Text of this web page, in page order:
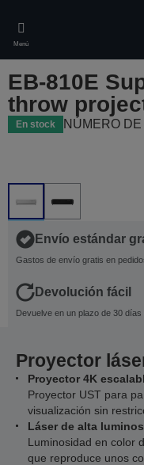
main
content
Menú
EB-810E
throw
En stock NÚMERO
Envío estándar
Gastos de envío gratis en
Devolución fácil
Devuelve en un plazo de 30 días
Proyector
Proyector 4K
Proyector UST para
visualización sin
Láser de alta
Luminosidad en color
que reproduce unos